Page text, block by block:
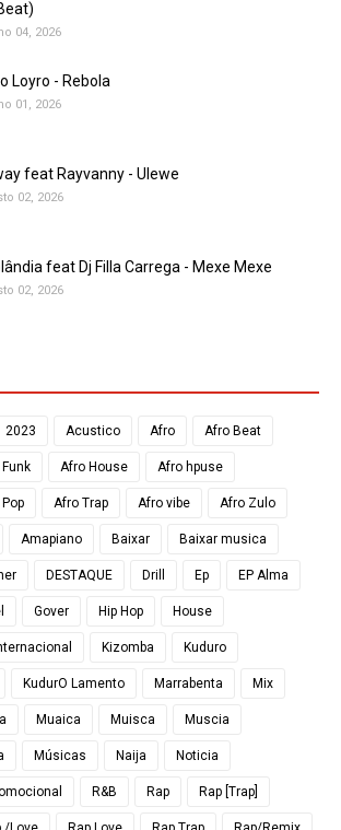
04, 2026
Loyro - Rebola
01, 2026
feat Rayvanny - Ulewe
02, 2026
feat Dj Filla Carrega - Mexe Mexe
02, 2026
2023 Acustico Afro Afro Beat
Afro House Afro hpuse
Afro Trap Afro vibe Afro Zulo
Amapiano Baixar Baixar musica
DESTAQUE Drill Ep EP Alma
Gover Hip Hop House
Kizomba Kuduro
KudurO Lamento Marrabenta Mix
Muaica Muisca Muscia
Músicas Naija Noticia
R&B Rap Rap [Trap]